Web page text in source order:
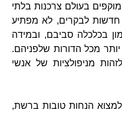
בעולם צרכנות בלתי
חדשות לבקרים, לא מפתיע
בכלכלה סביבם, ובמידה
מכל הדורות שלפניהם.
מניפולציות של אנשי
הנחות טובות ברשת,